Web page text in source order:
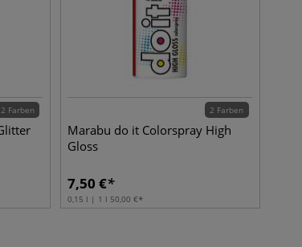
2 Farben 2 Farben
Marabu do it Colorspray High
Gloss
7,50 €
0,15 l | 1 l 50,00 €